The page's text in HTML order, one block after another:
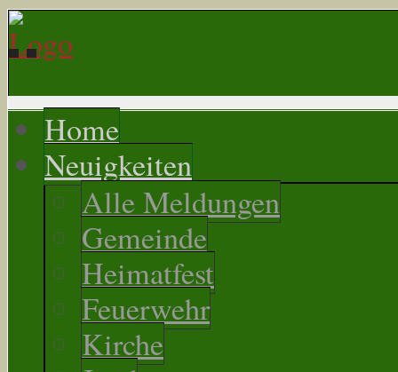
Home
Neuigkeiten
Alle Meldungen
Gemeinde
Heimatfest
Feuerwehr
Kirche